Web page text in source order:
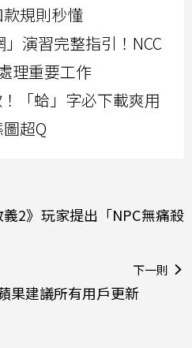
規則秒懂
演習完整指引！NCC
理重要工作
「蛤」字必下載爽用
超Q
2》玩家提出「NPC無痛殺
下一則
果建議所有用戶更新